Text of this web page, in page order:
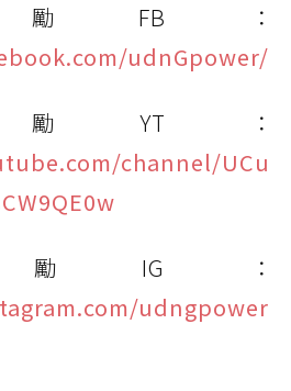
FB：
udnGpower/
YT：
channel/UCu
IG：
udngpower